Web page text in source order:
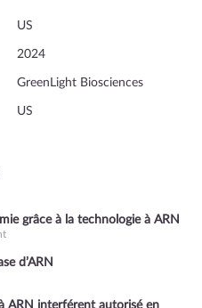
US
2024
GreenLight Biosciences
US
grâce à la technologie à ARN
d’ARN
ARN interférent autorisé en